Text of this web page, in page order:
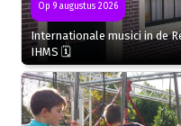
Op 9 augustus 2026
Internationale musici in de
IHMS 🗓